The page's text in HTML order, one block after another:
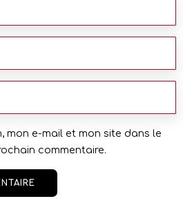
mon e-mail et mon site dans le
commentaire.